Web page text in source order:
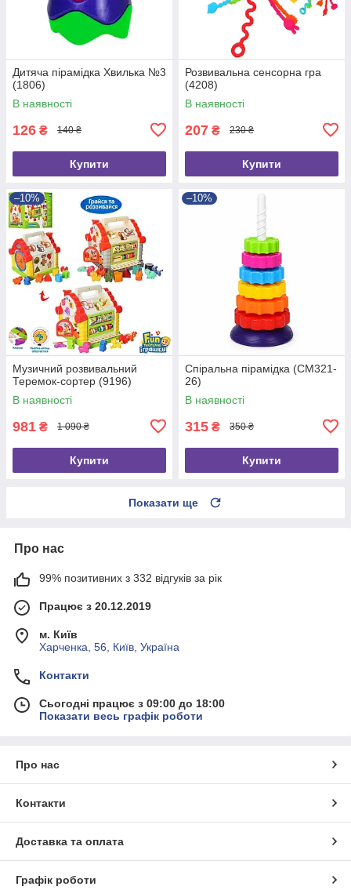
Дитяча пірамідка Хвилька №3
(1806)
В наявності
126 ₴ 140 ₴
Купити
Розвивальна сенсорна гра
(4208)
В наявності
207 ₴ 230 ₴
Купити
–10%
Музичний розвивальний
Теремок-сортер (9196)
В наявності
981 ₴ 1 090 ₴
Купити
–10%
Спіральна пірамідка (CM321-
26)
В наявності
315 ₴ 350 ₴
Купити
Показати ще
Про нас
99% позитивних з 332 відгуків за рік
Працює з 20.12.2019
м. Київ
Харченка, 56, Київ, Україна
Контакти
Сьогодні працює з 09:00 до 18:00
Показати весь графік роботи
Про нас
Контакти
Доставка та оплата
Графік роботи